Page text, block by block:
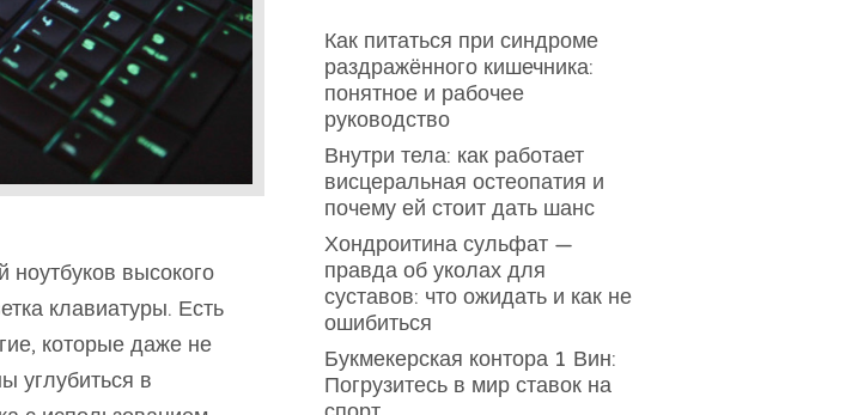
высокого
клавиатуры. Есть
которые даже не
углубиться в
Как питаться при синдроме
раздражённого кишечника:
понятное и рабочее
руководство
Внутри тела: как работает
висцеральная остеопатия и
почему ей стоит дать шанс
Хондроитина сульфат —
правда об уколах для
суставов: что ожидать и как не
ошибиться
Букмекерская контора 1 Вин:
Погрузитесь в мир ставок на